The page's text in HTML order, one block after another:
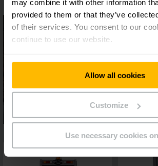
may combine it with other information
provided to them or that they’ve
of their services. You consent to our
continue to use our website.
Allow all cookies
Customize
Use necessary cookies